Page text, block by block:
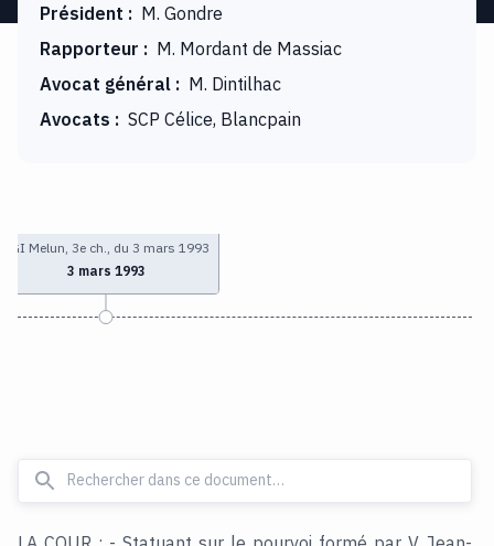
Président : M. Gondre
Rapporteur : M. Mordant de Massiac
Avocat général : M. Dintilhac
Avocats : SCP Célice, Blancpain
TGI Melun, 3e ch., du 3 mars 1993
3 mars 1993